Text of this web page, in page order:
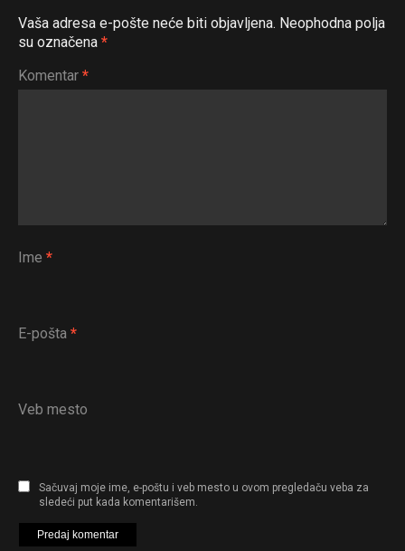
Vaša adresa e-pošte neće biti objavljena. Neophodna polja
su označena *
Komentar *
Ime *
E-pošta *
Veb mesto
Sačuvaj moje ime, e-poštu i veb mesto u ovom pregledaču veba za
sledeći put kada komentarišem.